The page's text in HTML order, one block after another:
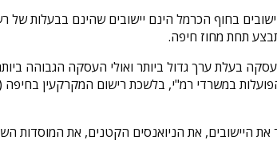
בחוף הכרמל הינם יישובים שהינם בבעלות של
תחת מחוז חיפה.
בעלת ערך גדול ביותר ואולי העסקה הגבוהה
במשרדי רמ"י, בלשכת רישום המקרקעין
את היישובים, את הניואנסים הקטנים, את המוסדות